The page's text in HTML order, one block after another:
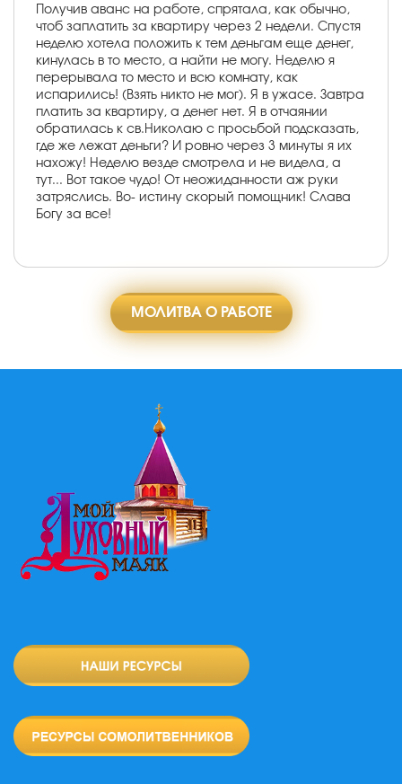
Получив аванс на работе, спрятала, как обычно,
чтоб заплатить за квартиру через 2 недели. Спустя
неделю хотела положить к тем деньгам еще денег,
кинулась в то место, а найти не могу. Неделю я
перерывала то место и всю комнату, как
испарились! (Взять никто не мог). Я в ужасе. Завтра
платить за квартиру, а денег нет. Я в отчаянии
обратилась к св.Николаю с просьбой подсказать,
где же лежат деньги? И ровно через 3 минуты я их
нахожу! Неделю везде смотрела и не видела, а
тут... Вот такое чудо! От неожиданности аж руки
затряслись. Во- истину скорый помощник! Слава
Богу за все!
МОЛИТВА О РАБОТЕ